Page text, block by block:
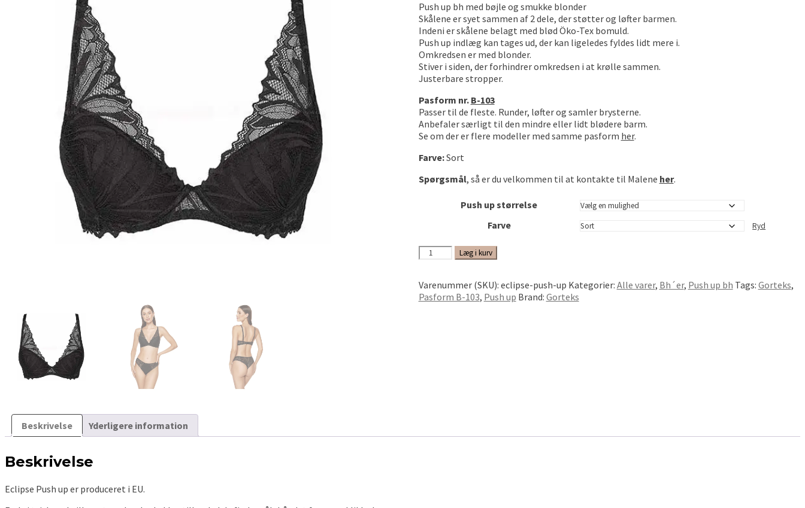
Push up bh med bøjle og smukke blonder
Skålene er syet sammen af 2 dele, der støtter og løfter barmen.
Indeni er skålene belagt med blød Öko-Tex bomuld.
Push up indlæg kan tages ud, der kan ligeledes fyldes lidt mere i.
Omkredsen er med blonder.
Stiver i siden, der forhindrer omkredsen i at krølle sammen.
Justerbare stropper.
Pasform nr. B-103
Passer til de fleste. Runder, løfter og samler brysterne.
Anbefaler særligt til den mindre eller lidt blødere barm.
Se om der er flere modeller med samme pasform her.
Farve:Sort
Spørgsmål, så er du velkommen til at kontakte til Malene her.
Push up størrelse
Farve
Ryd
Eclipse
Push
antal
Læg i kurv
Varenummer (SKU): eclipse-push-up Kategorier: Alle varer, Bh´er, Push up bh Tags: Gorteks,
Pasform B-103, Push up Brand: Gorteks
Beskrivelse Yderligere information
Beskrivelse
Eclipse Push up er produceret i EU.